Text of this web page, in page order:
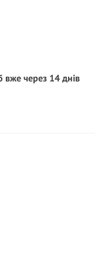
вже через 14 днів